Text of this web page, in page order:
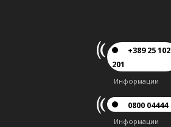
+389 25 102
201
Информации
0800 04444
Информации